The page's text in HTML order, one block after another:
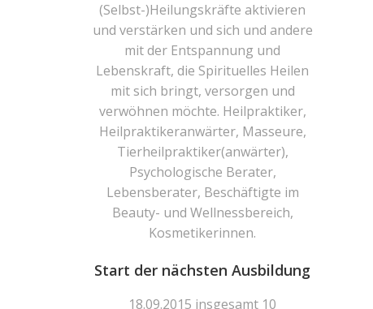
(Selbst-)Heilungskräfte aktivieren
und verstärken und sich und andere
mit der Entspannung und
Lebenskraft, die Spirituelles Heilen
mit sich bringt, versorgen und
verwöhnen möchte. Heilpraktiker,
Heilpraktikeranwärter, Masseure,
Tierheilpraktiker(anwärter),
Psychologische Berater,
Lebensberater, Beschäftigte im
Beauty- und Wellnessbereich,
Kosmetikerinnen.
Start der nächsten Ausbildung
18.09.2015 insgesamt 10